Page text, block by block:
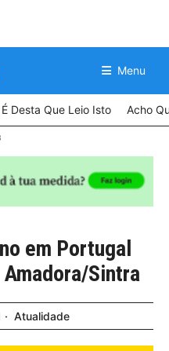
Menu
É Desta Que Leio Isto Acho
em Portugal
Sintra
Atualidade